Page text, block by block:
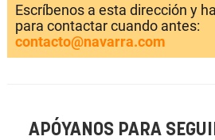
Escríbenos a esta dirección y
para contactar cuando antes:
contacto@navarra.com
APÓYANOS PARA